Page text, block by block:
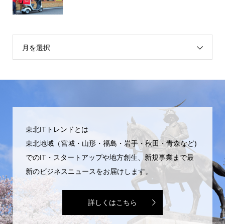
月を選択
東北ITトレンドとは
東北地域（宮城・山形・福島・岩手・秋田・青森など)
でのIT・スタートアップや地方創生、新規事業まで最
新のビジネスニュースをお届けします。
詳しくはこちら